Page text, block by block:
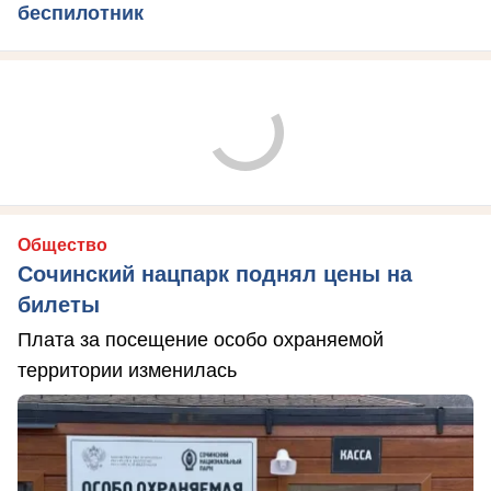
беспилотник
Общество
Сочинский нацпарк поднял цены на
билеты
Плата за посещение особо охраняемой
территории изменилась